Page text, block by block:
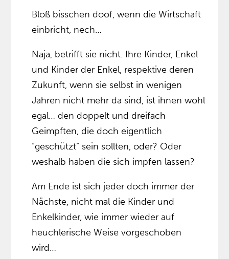
Bloß bisschen doof, wenn die Wirtschaft
einbricht, nech…
Naja, betrifft sie nicht. Ihre Kinder, Enkel
und Kinder der Enkel, respektive deren
Zukunft, wenn sie selbst in wenigen
Jahren nicht mehr da sind, ist ihnen wohl
egal… den doppelt und dreifach
Geimpften, die doch eigentlich
“geschützt” sein sollten, oder? Oder
weshalb haben die sich impfen lassen?
Am Ende ist sich jeder doch immer der
Nächste, nicht mal die Kinder und
Enkelkinder, wie immer wieder auf
heuchlerische Weise vorgeschoben
wird…